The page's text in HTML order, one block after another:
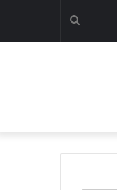
جستجو